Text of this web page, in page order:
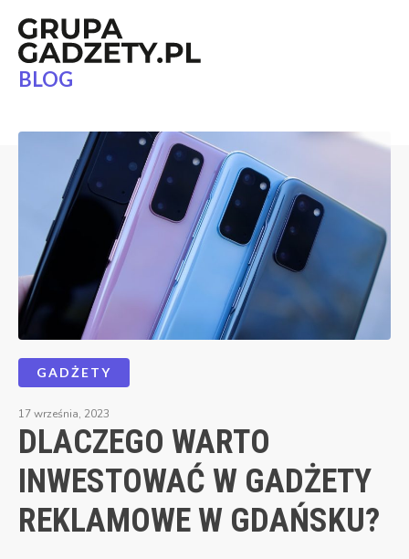
BLOG
GADŻETY
17 września, 2023
DLACZEGO WARTO
INWESTOWAĆ W GADŻETY
REKLAMOWE W GDAŃSKU?